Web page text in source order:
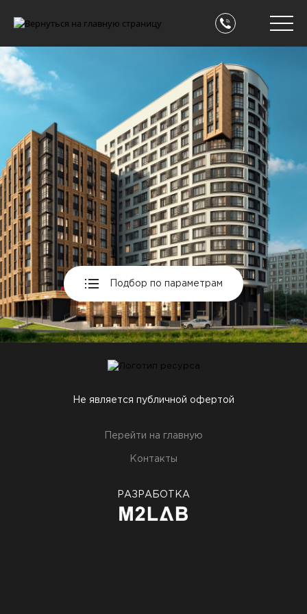
Подбор по параметрам
Не является публичной офертой
Перейти на главную
Контакты
РАЗРАБОТКА